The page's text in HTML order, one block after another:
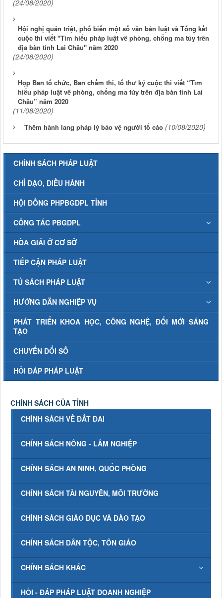
(24/08/2020)
Hội nghị quán triệt, phổ biến một số văn bản luật và Tổng kết
cuộc thi viết "Tìm hiểu pháp luật về phòng, chống ma túy trên
địa bàn tỉnh Lai Châu" năm 2020
(24/08/2020)
Họp Ban tổ chức, Ban chấm thi, tổ thư ký cuộc thi viết “Tìm
hiểu pháp luật về phòng, chống ma túy trên địa bàn tỉnh Lai
Châu” năm 2020
(11/08/2020)
Thêm hành lang pháp lý bảo vệ người tố cáo (10/08/2020)
CHÍNH SÁCH PHÁP LUẬT
CHỈ ĐẠO, ĐIỀU HÀNH
HỘI ĐỒNG PHPBGDPL TỈNH
CÔNG TÁC PBGDPL
HÒA GIẢI Ở CƠ SỞ
TIẾP CẬN PHÁP LUẬT
TỦ SÁCH PHÁP LUẬT
HƯỚNG DẪN NGHIỆP VỤ
PHÁT TRIỂN KHOA HỌC, CÔNG NGHỆ, ĐỔI MỚI SÁNG
TẠO
CHUYỂN ĐỔI SỐ
HỎI ĐÁP PHÁP LUẬT
CHÍNH SÁCH CỦA TỈNH
CHÍNH SÁCH VỀ ĐẤT ĐAI
CHÍNH SÁCH NÔNG - LÂM NGHIỆP
CHÍNH SÁCH AN NINH, QUỐC PHÒNG
CHÍNH SÁCH TÀI NGUYÊN, MÔI TRƯỜNG
CHÍNH SÁCH GIÁO DỤC VÀ ĐÀO TẠO
CHÍNH SÁCH DÂN TỘC, TÔN GIÁO
CHÍNH SÁCH KHÁC
HỎI - ĐÁP PHÁP LUẬT DOANH NGHIỆP